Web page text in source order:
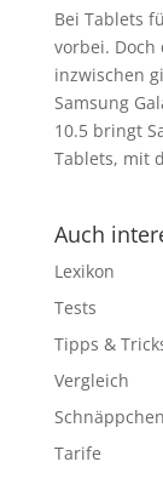
Bei Tablets
vorbei.
inzwischen
Samsung
10.5 bringt
Tablets, mit
Auch
Lexikon
Tests
Tipps &
Vergleich
Schnäppchen
Tarife